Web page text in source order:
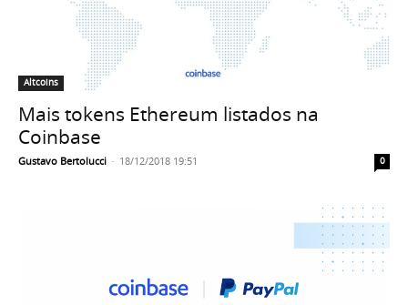
Altcoins
Mais tokens Ethereum listados na
Coinbase
Gustavo Bertolucci - 18/12/2018 19:51 0